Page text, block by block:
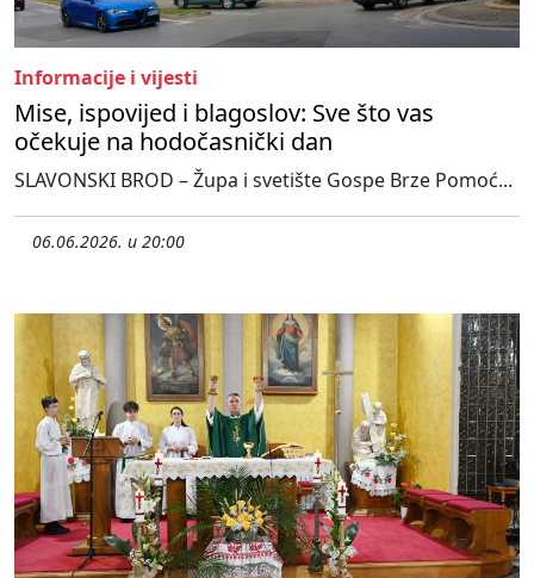
Informacije i vijesti
Mise, ispovijed i blagoslov: Sve što vas
očekuje na hodočasnički dan
SLAVONSKI BROD – Župa i svetište Gospe Brze Pomoć...
06.06.2026. u 20:00